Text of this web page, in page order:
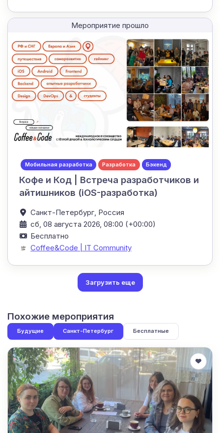
Мероприятие прошло
Мобильная разработка Разработка Бэкенд
Кофе и Код | Встреча разработчиков и
айтишников (iOS-разработка)
Санкт-Петербург, Россия
сб, 08 августа 2026, 08:00 (+00:00)
Бесплатно
Coffee&Code | IT Community
Загрузить еще
Похожие мероприятия
Будущие Санкт-Петербург Бесплатные